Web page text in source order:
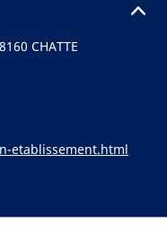
CHATTE
etablissement.html